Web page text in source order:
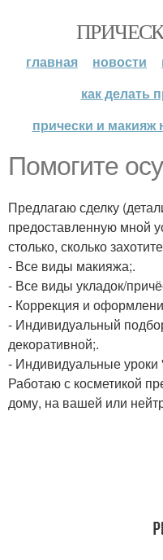
главная новости
как делать
прически и макияж
Помогите
Предлагаю сделку
предоставленную мной
столько, сколько
- Все виды макияжа;.
- Все виды укладок/
- Коррекция и
- Индивидуальный
декоративной;.
- Индивидуальные
Работаю с косметикой
дому, на вашей или